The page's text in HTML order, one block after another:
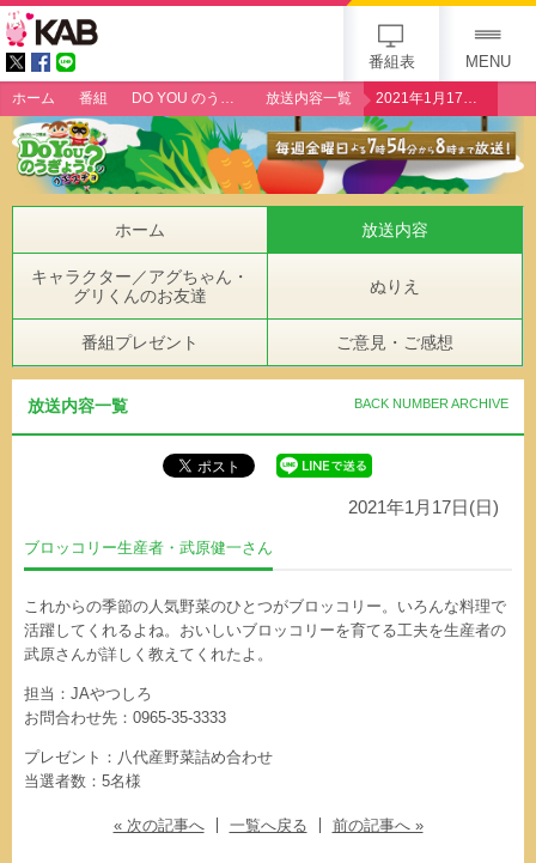
番組表 MENU
ホーム 番組 DO YOU のうぎょう？クエスチョン 放送内容一覧 2021年1月17日（日）「ブロッコリー生産者・武原健一さん」
ホーム 放送内容
キャラクター／アグちゃん・
グリくんのお友達
ぬりえ
番組プレゼント ご意見・ご感想
放送内容一覧 BACK NUMBER ARCHIVE
2021年1月17日(日)
ブロッコリー生産者・武原健一さん
これからの季節の人気野菜のひとつがブロッコリー。いろんな料理で
活躍してくれるよね。おいしいブロッコリーを育てる工夫を生産者の
武原さんが詳しく教えてくれたよ。
担当：JAやつしろ
お問合わせ先：0965-35-3333
プレゼント：八代産野菜詰め合わせ
当選者数：5名様
« 次の記事へ 一覧へ戻る 前の記事へ »